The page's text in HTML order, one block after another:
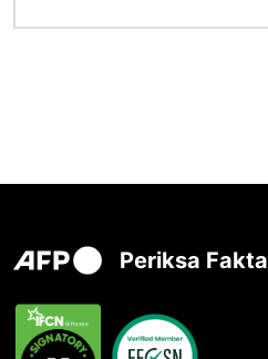
Periksa Fakta